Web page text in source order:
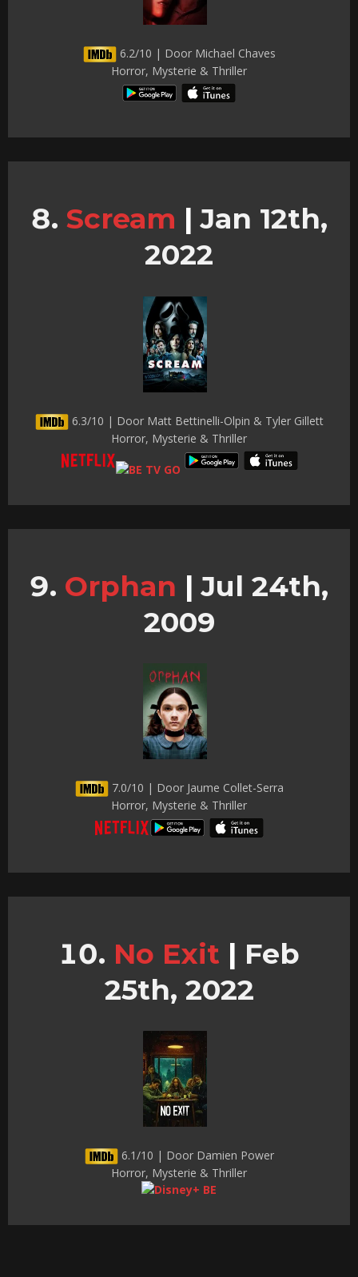
6.2/10 | Door Michael Chaves
Horror, Mysterie & Thriller
Scream | Jan 12th,
2022
6.3/10 | Door Matt Bettinelli-Olpin & Tyler Gillett
Horror, Mysterie & Thriller
Orphan | Jul 24th,
2009
7.0/10 | Door Jaume Collet-Serra
Horror, Mysterie & Thriller
No Exit | Feb
25th, 2022
6.1/10 | Door Damien Power
Horror, Mysterie & Thriller